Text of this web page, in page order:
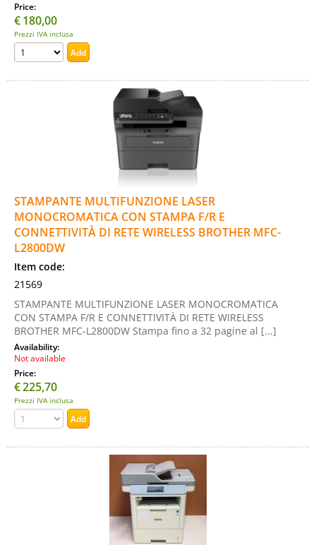
Price:
€180,00
Prezzi IVA inclusa
STAMPANTE MULTIFUNZIONE LASER
MONOCROMATICA CON STAMPA F/R E
CONNETTIVITÀ DI RETE WIRELESS BROTHER MFC-
L2800DW
Item code:
21569
STAMPANTE MULTIFUNZIONE LASER MONOCROMATICA
CON STAMPA F/R E CONNETTIVITÀ DI RETE WIRELESS
BROTHER MFC-L2800DW Stampa fino a 32 pagine al [...]
Availability:
Not available
Price:
€225,70
Prezzi IVA inclusa